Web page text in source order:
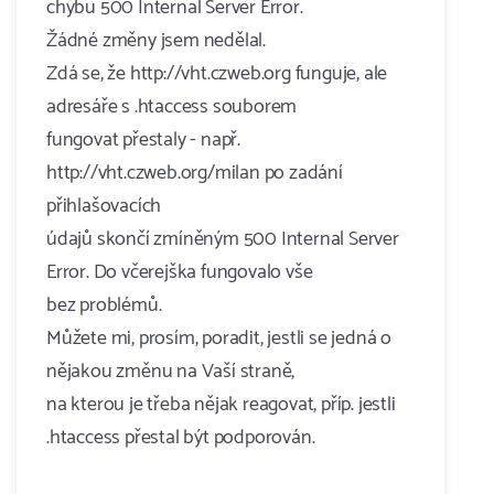
chybu 500 Internal Server Error.
Žádné změny jsem nedělal.
Zdá se, že http://vht.czweb.org funguje, ale
adresáře s .htaccess souborem
fungovat přestaly - např.
http://vht.czweb.org/milan po zadání
přihlašovacích
údajů skončí zmíněným 500 Internal Server
Error. Do včerejška fungovalo vše
bez problémů.
Můžete mi, prosím, poradit, jestli se jedná o
nějakou změnu na Vaší straně,
na kterou je třeba nějak reagovat, příp. jestli
.htaccess přestal být podporován.